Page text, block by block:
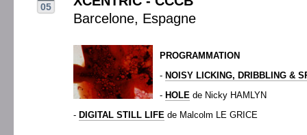
05
Barcelone, Espagne
PROGRAMMATION
- NOISY LICKING, DRIBBLING &
- HOLE de Nicky HAMLYN
- DIGITAL STILL LIFE de Malcolm LE GRICE